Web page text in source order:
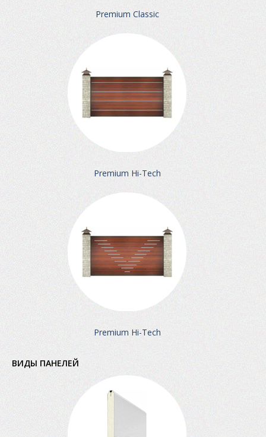
Premium Classic
Premium Hi-Tech
Premium Hi-Tech
ВИДЫ ПАНЕЛЕЙ